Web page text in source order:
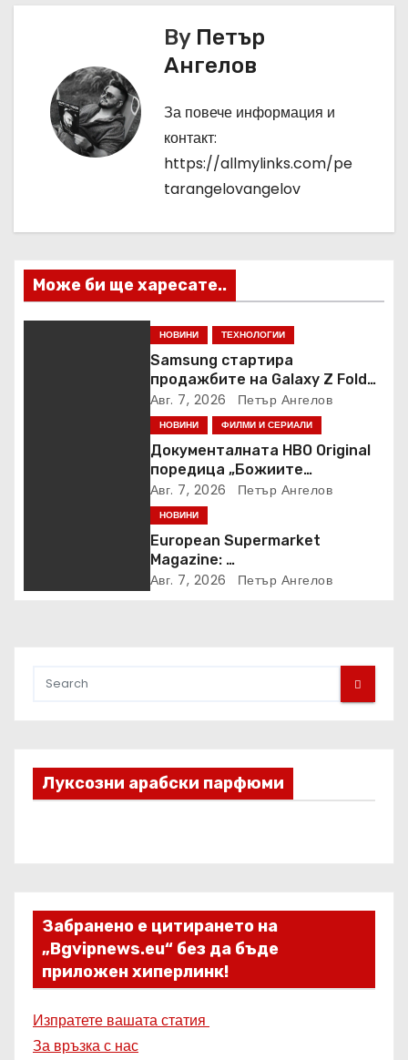
By Петър
Ангелов
За повече информация и
контакт:
https://allmylinks.com/pe
tarangelovangelov
Може би ще харесате..
НОВИНИ ТЕХНОЛОГИИ
Samsung стартира
продажбите на Galaxy Z Fold8
Ultra, Fold8, Flip8, Watch Ultra2
и Watch9
Авг. 7, 2026 Петър Ангелов
НОВИНИ ФИЛМИ И СЕРИАЛИ
Документалната HBO Original
поредица „Божиите
чудовища“ дебютира в HBO
Max
Авг. 7, 2026 Петър Ангелов
НОВИНИ
European Supermarket
Magazine:
Български магазин е сред
Авг. 7, 2026 Петър Ангелов
Луксозни арабски парфюми
Забранено е цитирането на
„Bgvipnews.eu“ без да бъде
приложен хиперлинк!
Изпратете вашата статия
За връзка с нас